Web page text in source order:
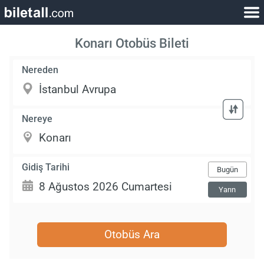
Konarı Otobüs Bileti
Nereden
Nereye
Gidiş Tarihi Bugün
Yarın
Otobüs Ara